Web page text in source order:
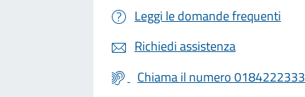
Leggi le domande frequenti
Richiedi assistenza
Chiama il numero 0184222333